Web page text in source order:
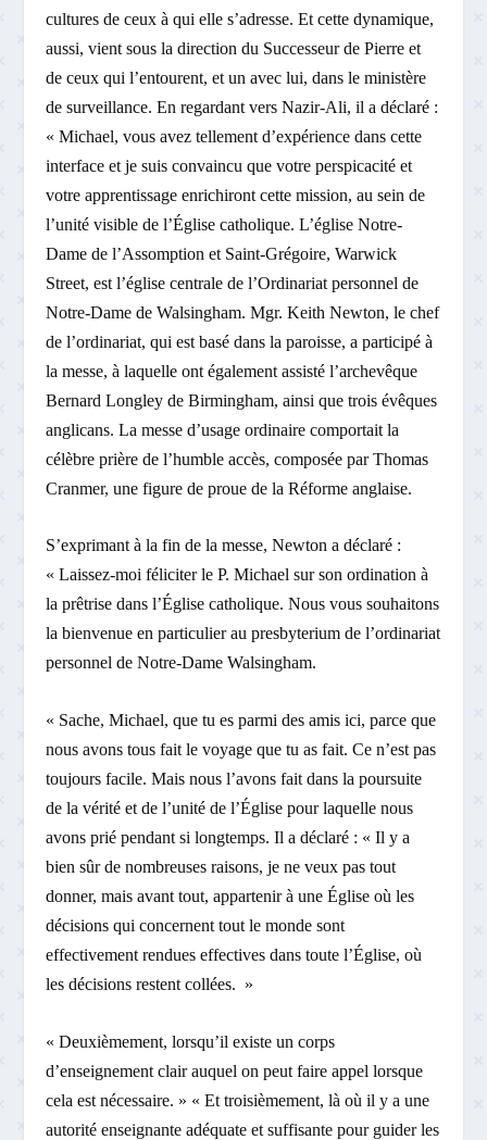
cultures de ceux à qui elle s’adresse. Et cette dynamique,
aussi, vient sous la direction du Successeur de Pierre et
de ceux qui l’entourent, et un avec lui, dans le ministère
de surveillance. En regardant vers Nazir-Ali, il a déclaré :
« Michael, vous avez tellement d’expérience dans cette
interface et je suis convaincu que votre perspicacité et
votre apprentissage enrichiront cette mission, au sein de
l’unité visible de l’Église catholique. L’église Notre-
Dame de l’Assomption et Saint-Grégoire, Warwick
Street, est l’église centrale de l’Ordinariat personnel de
Notre-Dame de Walsingham. Mgr. Keith Newton, le chef
de l’ordinariat, qui est basé dans la paroisse, a participé à
la messe, à laquelle ont également assisté l’archevêque
Bernard Longley de Birmingham, ainsi que trois évêques
anglicans. La messe d’usage ordinaire comportait la
célèbre prière de l’humble accès, composée par Thomas
Cranmer, une figure de proue de la Réforme anglaise.
S’exprimant à la fin de la messe, Newton a déclaré :
« Laissez-moi féliciter le P. Michael sur son ordination à
la prêtrise dans l’Église catholique. Nous vous souhaitons
la bienvenue en particulier au presbyterium de l’ordinariat
personnel de Notre-Dame Walsingham.
« Sache, Michael, que tu es parmi des amis ici, parce que
nous avons tous fait le voyage que tu as fait. Ce n’est pas
toujours facile. Mais nous l’avons fait dans la poursuite
de la vérité et de l’unité de l’Église pour laquelle nous
avons prié pendant si longtemps. Il a déclaré : « Il y a
bien sûr de nombreuses raisons, je ne veux pas tout
donner, mais avant tout, appartenir à une Église où les
décisions qui concernent tout le monde sont
effectivement rendues effectives dans toute l’Église, où
les décisions restent collées. »
« Deuxièmement, lorsqu’il existe un corps
d’enseignement clair auquel on peut faire appel lorsque
cela est nécessaire. » « Et troisièmement, là où il y a une
autorité enseignante adéquate et suffisante pour guider les